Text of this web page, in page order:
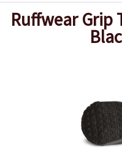
Ruffwear Grip